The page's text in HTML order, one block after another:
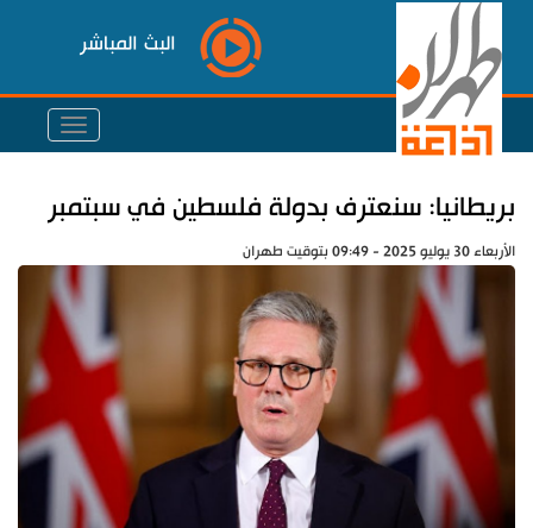
البث المباشر
بريطانيا: سنعترف بدولة فلسطين في سبتمبر
الأربعاء 30 يوليو 2025 - 09:49 بتوقيت طهران